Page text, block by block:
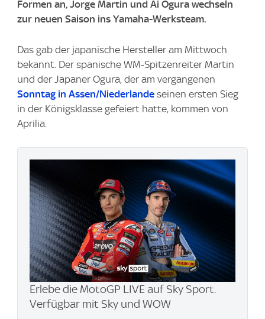
Formen an, Jorge Martin und Ai Ogura wechseln
zur neuen Saison ins Yamaha-Werksteam.
Das gab der japanische Hersteller am Mittwoch
bekannt. Der spanische WM-Spitzenreiter Martin
und der Japaner Ogura, der am vergangenen
Sonntag in Assen/Niederlande seinen ersten Sieg
in der Königsklasse gefeiert hatte, kommen von
Aprilia.
Erlebe die MotoGP LIVE auf Sky Sport.
Verfügbar mit Sky und WOW